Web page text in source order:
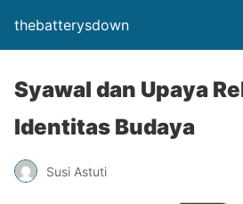
thebatterysdown
Syawal dan Upaya
Identitas Budaya
Susi Astuti